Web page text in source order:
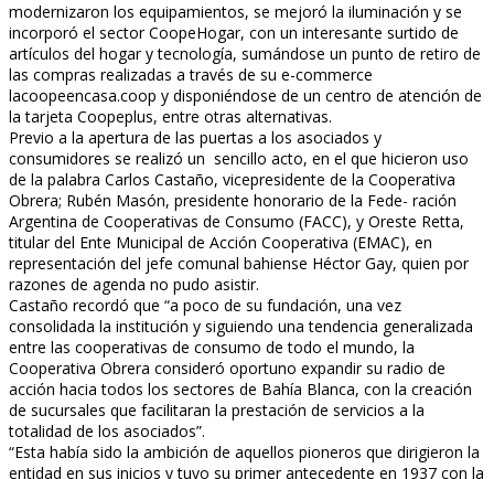
modernizaron los equipamientos, se mejoró la iluminación y se
incorporó el sector CoopeHogar, con un interesante surtido de
artículos del hogar y tecnología, sumándose un punto de retiro de
las compras realizadas a través de su e-commerce
lacoopeencasa.coop y disponiéndose de un centro de atención de
la tarjeta Coopeplus, entre otras alternativas.
Previo a la apertura de las puertas a los asociados y
consumidores se realizó un sencillo acto, en el que hicieron uso
de la palabra Carlos Castaño, vicepresidente de la Cooperativa
Obrera; Rubén Masón, presidente honorario de la Fede- ración
Argentina de Cooperativas de Consumo (FACC), y Oreste Retta,
titular del Ente Municipal de Acción Cooperativa (EMAC), en
representación del jefe comunal bahiense Héctor Gay, quien por
razones de agenda no pudo asistir.
Castaño recordó que “a poco de su fundación, una vez
consolidada la institución y siguiendo una tendencia generalizada
entre las cooperativas de consumo de todo el mundo, la
Cooperativa Obrera consideró oportuno expandir su radio de
acción hacia todos los sectores de Bahía Blanca, con la creación
de sucursales que facilitaran la prestación de servicios a la
totalidad de los asociados”.
“Esta había sido la ambición de aquellos pioneros que dirigieron la
entidad en sus inicios y tuvo su primer antecedente en 1937 con la